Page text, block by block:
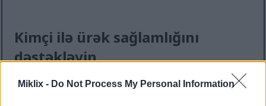
Miklix - Do Not Process My Personal Information
Kimçi ilə ürək sağlamlığını
dəstəkləyin
Kimçi ürək sağlamlığınız üçün əladır. İstənilən